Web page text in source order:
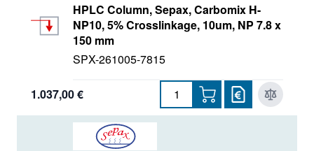
HPLC Column, Sepax, Carbomix H-
NP10, 5% Crosslinkage, 10um, NP 7.8 x
150 mm
SPX-261005-7815
1.037,00 €